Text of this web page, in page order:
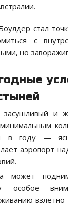
стал
с
но
и
в году —
аэропорт
может
особое